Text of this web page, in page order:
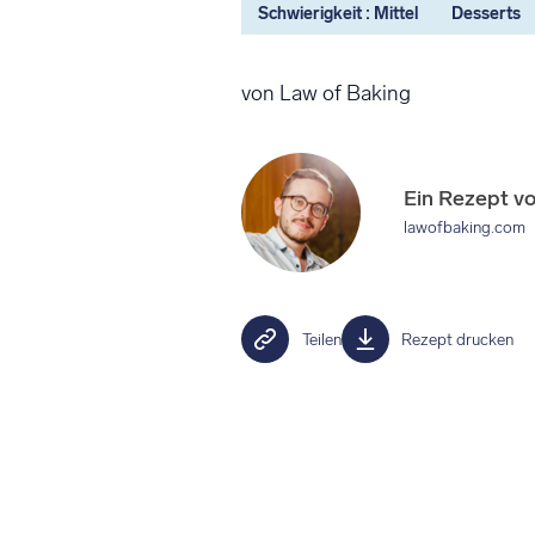
Schwierigkeit : Mittel Desserts
von Law of Baking
Ein Rezept
lawofbaking.com
Teilen Rezept drucken